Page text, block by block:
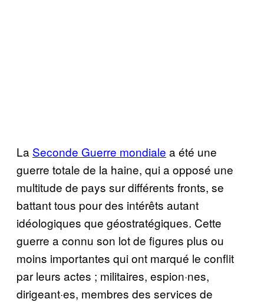
La Seconde Guerre mondiale a été une
guerre totale de la haine, qui a opposé une
multitude de pays sur différents fronts, se
battant tous pour des intérêts autant
idéologiques que géostratégiques. Cette
guerre a connu son lot de figures plus ou
moins importantes qui ont marqué le conflit
par leurs actes ; militaires, espion·nes,
dirigeant·es, membres des services de